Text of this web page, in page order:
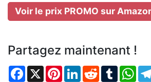
Voir le prix PROMO sur
Partagez maintenant !
Facebook
X PinterestLinkedIn
RedditTumblr